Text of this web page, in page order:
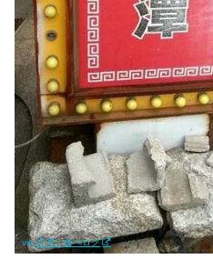
via.古潭｜食べログ